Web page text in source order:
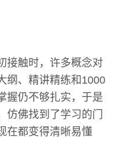
接触时，许多概念对
纲、精讲精练和1000
握仍不够扎实，于是
佛找到了学习的门
在都变得清晰易懂